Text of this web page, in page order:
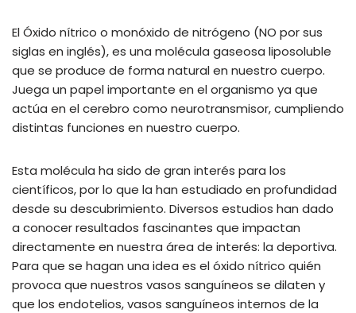
El Óxido nítrico o monóxido de nitrógeno (NO por sus
siglas en inglés), es una molécula gaseosa liposoluble
que se produce de forma natural en nuestro cuerpo.
Juega un papel importante en el organismo ya que
actúa en el cerebro como neurotransmisor, cumpliendo
distintas funciones en nuestro cuerpo.
Esta molécula ha sido de gran interés para los
científicos, por lo que la han estudiado en profundidad
desde su descubrimiento. Diversos estudios han dado
a conocer resultados fascinantes que impactan
directamente en nuestra área de interés: la deportiva.
Para que se hagan una idea es el óxido nítrico quién
provoca que nuestros vasos sanguíneos se dilaten y
que los endotelios, vasos sanguíneos internos de la